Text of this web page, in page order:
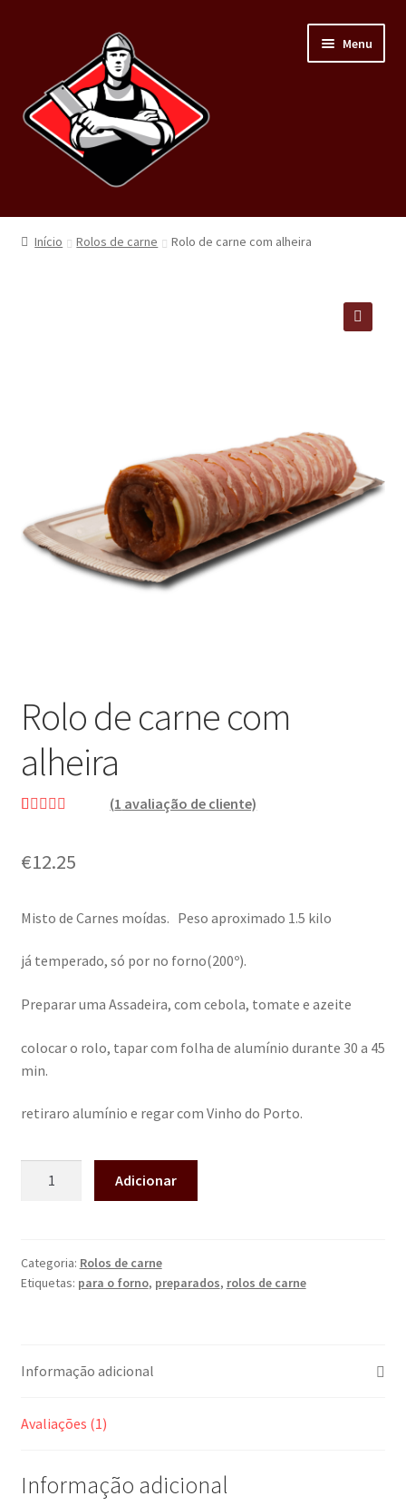
Menu
Home
Condições de entrega
Início Rolos de carne Rolo de carne com alheira
Rolo de carne com
alheira
5 com base
classificação
(1 avaliação de cliente)
€12.25
Misto de Carnes moídas. Peso aproximado 1.5 kilo
já temperado, só por no forno(200º).
Preparar uma Assadeira, com cebola, tomate e azeite
colocar o rolo, tapar com folha de alumínio durante 30 a 45
min.
retiraro alumínio e regar com Vinho do Porto.
Adicionar
Categoria: Rolos de carne
Etiquetas: para o forno, preparados, rolos de carne
Informação adicional
Avaliações (1)
Informação adicional